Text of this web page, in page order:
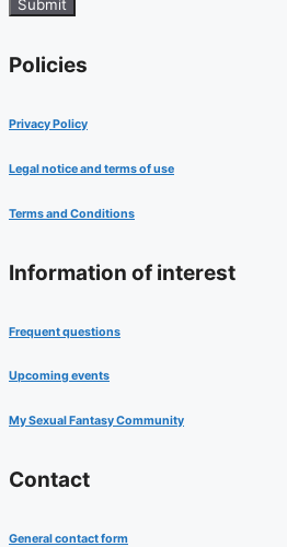
Policies
Privacy Policy
Legal notice and terms of use
Terms and Conditions
Information of interest
Frequent questions
Upcoming events
My Sexual Fantasy Community
Contact
General contact form